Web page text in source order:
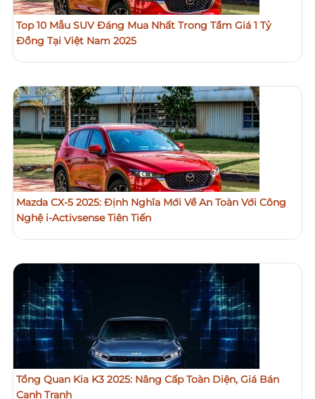
Top 10 Mẫu SUV Đáng Mua Nhất Trong Tầm Giá 1 Tỷ
Đồng Tại Việt Nam 2025
Mazda CX-5 2025: Định Nghĩa Mới Về An Toàn Với Công
Nghệ i-Activsense Tiên Tiến
Tổng Quan Kia K3 2025: Nâng Cấp Toàn Diện, Giá Bán
Cạnh Tranh